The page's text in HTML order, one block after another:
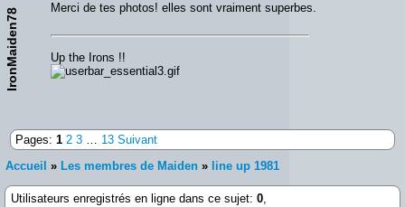
IronMaiden78 Merci de tes photos! elles sont vraiment superbes.
Up the Irons !!
Pages: 1 2 3 … 13 Suivant
Accueil » Les membres de Maiden » line up 1981
Utilisateurs enregistrés en ligne dans ce sujet: 0,